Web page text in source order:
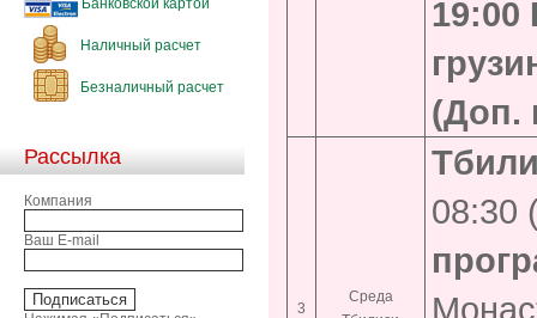
Банковской картой
Наличный расчет
Безналичный расчет
Рассылка
Компания
Ваш E-mail
19:00
(Доп.
3
Среда
08:30